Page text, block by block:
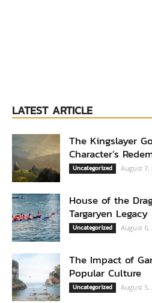
LATEST ARTICLE
The Kingslayer
Character’s
Uncategorized August 7,
House of the
Targaryen Legacy
Uncategorized August 6,
The Impact of
Popular Culture
Uncategorized August 5,